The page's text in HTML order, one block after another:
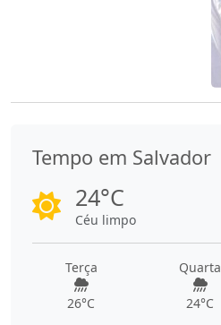
Tempo em Salvador
24°C
Céu limpo
Terça
26°C
Quarta
24°C